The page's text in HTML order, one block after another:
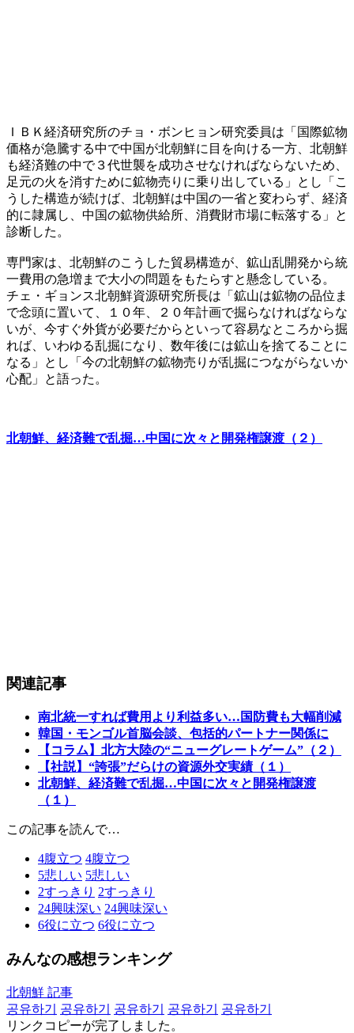
ＩＢＫ経済研究所のチョ・ボンヒョン研究委員は「国際鉱物
価格が急騰する中で中国が北朝鮮に目を向ける一方、北朝鮮
も経済難の中で３代世襲を成功させなければならないため、
足元の火を消すために鉱物売りに乗り出している」とし「こ
うした構造が続けば、北朝鮮は中国の一省と変わらず、経済
的に隷属し、中国の鉱物供給所、消費財市場に転落する」と
診断した。
専門家は、北朝鮮のこうした貿易構造が、鉱山乱開発から統
一費用の急増まで大小の問題をもたらすと懸念している。
チェ・ギョンス北朝鮮資源研究所長は「鉱山は鉱物の品位ま
で念頭に置いて、１０年、２０年計画で掘らなければならな
いが、今すぐ外貨が必要だからといって容易なところから掘
れば、いわゆる乱掘になり、数年後には鉱山を捨てることに
なる」とし「今の北朝鮮の鉱物売りが乱掘につながらないか
心配」と語った。
北朝鮮、経済難で乱掘…中国に次々と開発権譲渡（２）
関連記事
南北統一すれば費用より利益多い…国防費も大幅削減
韓国・モンゴル首脳会談、包括的パートナー関係に
【コラム】北方大陸の“ニューグレートゲーム”（２）
【社説】“誇張”だらけの資源外交実績（１）
北朝鮮、経済難で乱掘…中国に次々と開発権譲渡
（１）
この記事を読んで…
4腹立つ 4腹立つ
5悲しい 5悲しい
2すっきり 2すっきり
24興味深い 24興味深い
6役に立つ 6役に立つ
みんなの感想ランキング
北朝鮮 記事
공유하기
공유하기 공유하기 공유하기
공유하기
リンクコピーが完了しました。